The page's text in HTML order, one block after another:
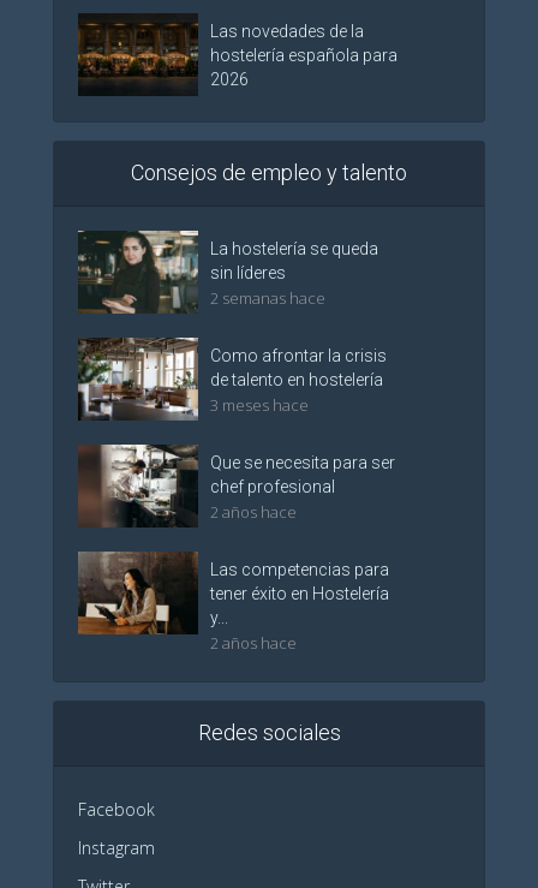
Las novedades de la
hostelería española para
2026
Consejos de empleo y talento
La hostelería se queda
sin líderes
2 semanas hace
Como afrontar la crisis
de talento en hostelería
3 meses hace
Que se necesita para ser
chef profesional
2 años hace
Las competencias para
tener éxito en Hostelería
y...
2 años hace
Redes sociales
Facebook
Instagram